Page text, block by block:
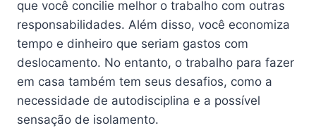
que você concilie melhor o trabalho com outras
responsabilidades. Além disso, você economiza
tempo e dinheiro que seriam gastos com
deslocamento. No entanto, o trabalho para fazer
em casa também tem seus desafios, como a
necessidade de autodisciplina e a possível
sensação de isolamento.